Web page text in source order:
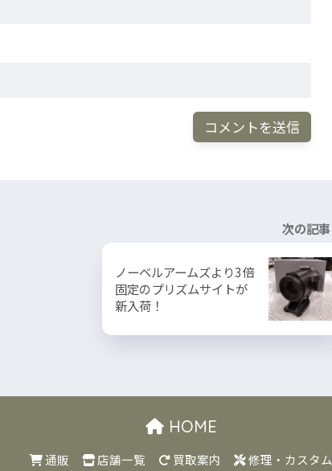
次の記事
ノーベルアームズより3倍
固定のプリズムサイトが
新入荷！
HOME
通販 店舗一覧 買取案内 修理・カスタム